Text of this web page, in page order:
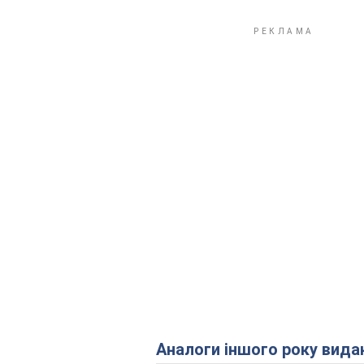
Аналоги іншого року